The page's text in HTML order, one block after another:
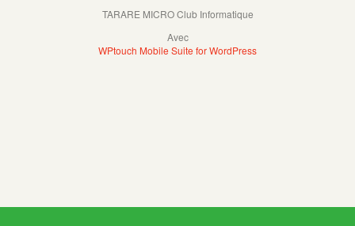
TARARE MICRO Club Informatique
Avec
WPtouch Mobile Suite for WordPress